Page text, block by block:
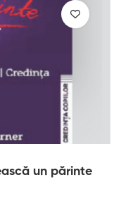
un părinte